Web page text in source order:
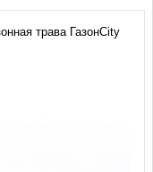
трава ГазонCity